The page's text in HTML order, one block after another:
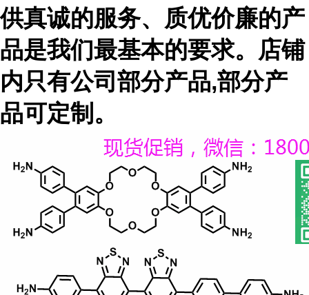
供真诚的服务、质优价廉的产
品是我们最基本的要求。店铺
内只有公司部分产品,部分产
品可定制。